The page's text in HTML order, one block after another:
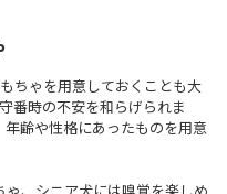
ちゃを用意しておくことも大
番時の不安を和らげられま
齢や性格にあったものを用意